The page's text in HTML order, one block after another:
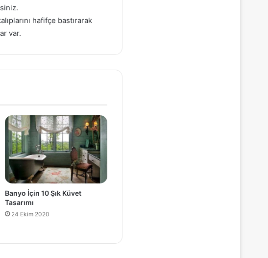
hafifçe bastırarak
var.
Banyo İçin 10 Şık Küvet
Tasarımı
24 Ekim 2020